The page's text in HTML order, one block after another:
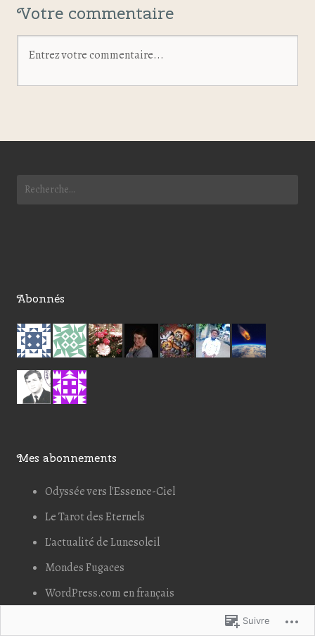
Votre commentaire
Abonnés
Mes abonnements
Odyssée vers l'Essence-Ciel
Le Tarot des Eternels
L'actualité de Lunesoleil
Mondes Fugaces
WordPress.com en français
Suivre